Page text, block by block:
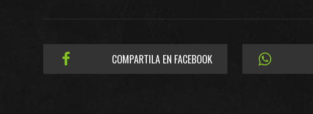
COMPARTILA EN FACEBOOK